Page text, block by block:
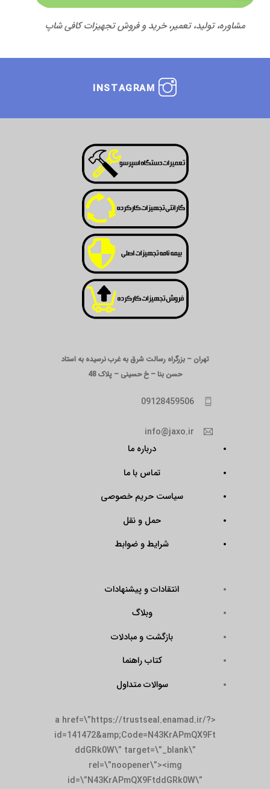
مشاوره، تولید، تعمیر، خرید و فروش تجهیزات کافی شاپ
INSTAGRAM
تهران – بزرگراه رسالت شرق به غرب نرسیده به استاد
حسن بنا – خ حسینی – پلاک 48
09128459506
info@jaxo.ir
درباره ما
تماس با ما
سیاست حریم خصوصی
حمل و نقل
شرایط و ضوابط
انتقادات و پیشنهادات
وبلاگ
بازگشت و مبادلات
کتاب راهنما
سوالات متداول
<a href=\”https://trustseal.enamad.ir/?
id=141472&amp;Code=N43KrAPmQX9Ft
ddGRk0W\” target=\”_blank\”
rel=\”noopener\”><img
id=\”N43KrAPmQX9FtddGRk0W\”